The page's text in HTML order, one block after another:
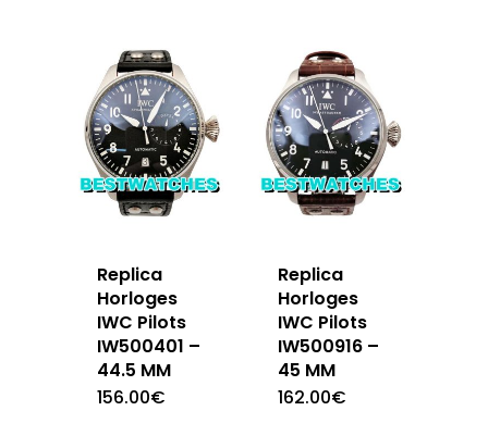
Replica
Horloges
IWC Pilots
IW500401 –
44.5 MM
156.00€
Replica
Horloges
IWC Pilots
IW500916 –
45 MM
162.00€